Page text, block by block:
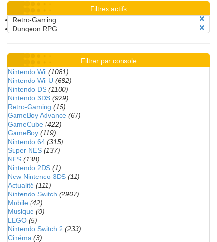
Filtres actifs
Retro-Gaming
Dungeon RPG
Filtrer par console
Nintendo Wii (1081)
Nintendo Wii U (682)
Nintendo DS (1100)
Nintendo 3DS (929)
Retro-Gaming (15)
GameBoy Advance (67)
GameCube (422)
GameBoy (119)
Nintendo 64 (315)
Super NES (137)
NES (138)
Nintendo 2DS (1)
New Nintendo 3DS (11)
Actualité (111)
Nintendo Switch (2907)
Mobile (42)
Musique (0)
LEGO (5)
Nintendo Switch 2 (233)
Cinéma (3)